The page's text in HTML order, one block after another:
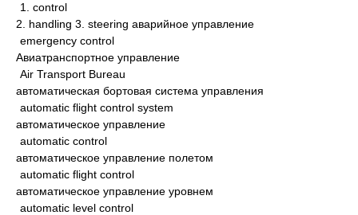
1. control
2. handling 3. steering аварийное управление
emergency control
Авиатранспортное управление
Air Transport Bureau
автоматическая бортовая система управления
automatic flight control system
автоматическое управление
automatic control
автоматическое управление полетом
automatic flight control
автоматическое управление уровнем
automatic level control